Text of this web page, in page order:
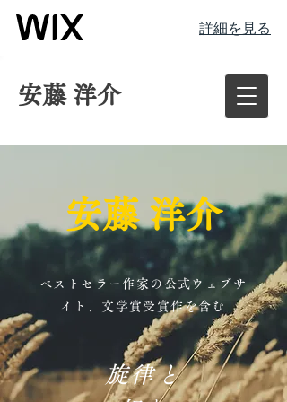
詳細を見る